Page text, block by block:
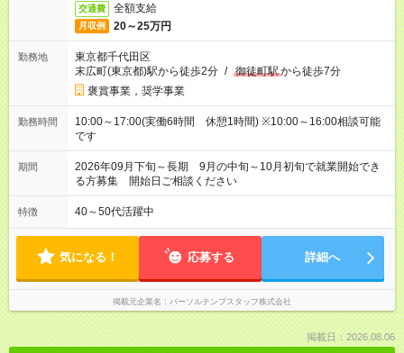
交通費 全額支給
月収例 20～25万円
勤務地
東京都千代田区
末広町(東京都)駅から徒歩2分 / 御徒町駅から徒歩7分
褒賞事業，奨学事業
勤務時間
10:00～17:00(実働6時間 休憩1時間) ※10:00～16:00相談可能
です
期間
2026年09月下旬～長期 9月の中旬～10月初旬で就業開始でき
る方募集 開始日ご相談ください
特徴 40～50代活躍中
気になる！ 応募する 詳細へ
掲載元企業名 パーソルテンプスタッフ株式会社
掲載日：2026.08.06